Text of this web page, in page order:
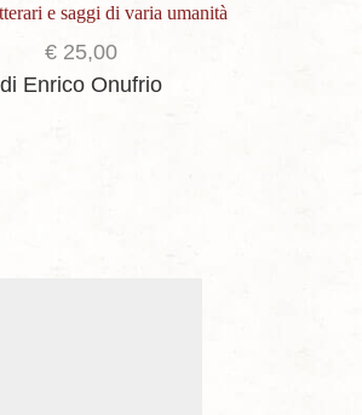
e saggi di varia umanità
€ 25,00
di Enrico Onufrio